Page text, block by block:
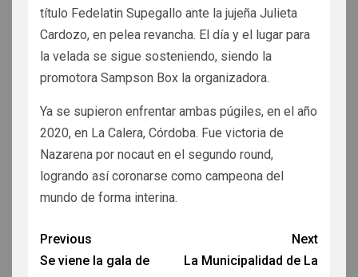
título Fedelatin Supegallo ante la jujeña Julieta
Cardozo, en pelea revancha. El día y el lugar para
la velada se sigue sosteniendo, siendo la
promotora Sampson Box la organizadora.
Ya se supieron enfrentar ambas púgiles, en el año
2020, en La Calera, Córdoba. Fue victoria de
Nazarena por nocaut en el segundo round,
logrando así coronarse como campeona del
mundo de forma interina.
Previous
Se viene la gala de
Next
La Municipalidad de La